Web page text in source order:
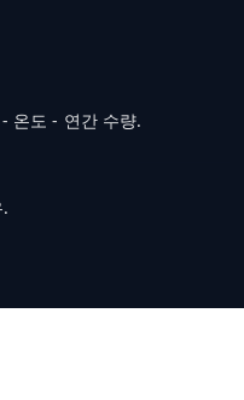
온도 - 연간 수량.